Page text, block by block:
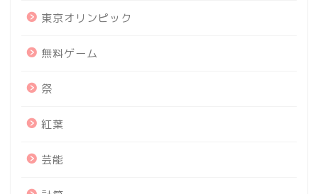
東京オリンピック
無料ゲーム
祭
紅葉
芸能